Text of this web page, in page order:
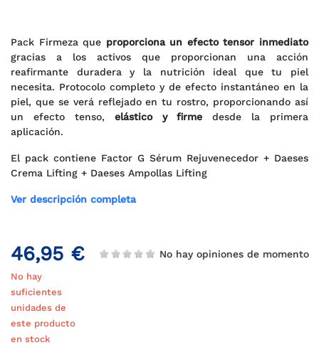
Pack Firmeza que proporciona un efecto tensor inmediato
gracias a los activos que proporcionan una acción
reafirmante duradera y la nutrición ideal que tu piel
necesita. Protocolo completo y de efecto instantáneo en la
piel, que se verá reflejado en tu rostro, proporcionando así
un efecto tenso, elástico y firme desde la primera
aplicación.
El pack contiene Factor G Sérum Rejuvenecedor + Daeses
Crema Lifting + Daeses Ampollas Lifting
Ver descripción completa
46,95 € No hay opiniones de momento
No hay
suficientes
unidades de
este producto
en stock